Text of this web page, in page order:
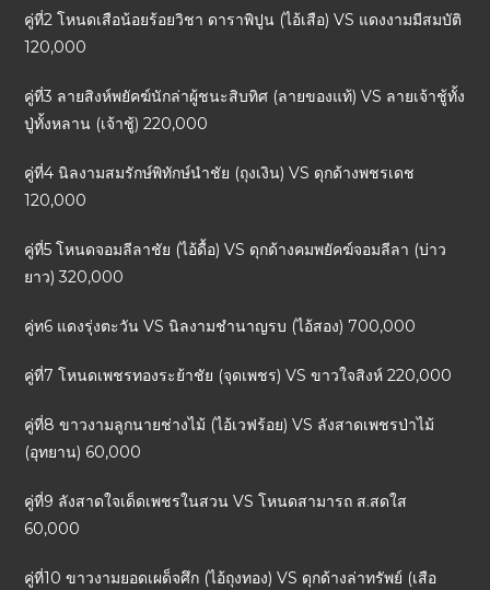
คู่ที่2 โหนดเสือน้อยร้อยวิชา ดาราพิปูน (ไอ้เสือ) VS แดงงามมีสมบัติ
120,000
คู่ที่3 ลายสิงห์พยัคฆ์นักล่าผู้ชนะสิบทิศ (ลายของแท้) VS ลายเจ้าชู้ทั้ง
ปู่ทั้งหลาน (เจ้าชู้) 220,000
คู่ที่4 นิลงามสมรักษ์พิทักษ์นำชัย (ถุงเงิน) VS ดุกด้างพชรเดช
120,000
คู่ที่5 โหนดจอมลีลาชัย (ไอ้ดื้อ) VS ดุกด้างคมพยัคฆ์จอมลีลา (บ่าว
ยาว) 320,000
คู่ท6 แดงรุ่งตะวัน VS นิลงามชำนาญรบ (ไอ้สอง) 700,000
คู่ที่7 โหนดเพชรทองระย้าชัย (จุดเพชร) VS ขาวใจสิงห์ 220,000
คู่ที่8 ขาวงามลูกนายช่างไม้ (ไอ้เวฟร้อย) VS ลังสาดเพชรป่าไม้
(อุทยาน) 60,000
คู่ที่9 ลังสาดใจเด็ดเพชรในสวน VS โหนดสามารถ ส.สดใส
60,000
คู่ที่10 ขาวงามยอดเผด็จศึก (ไอ้ถุงทอง) VS ดุกด้างล่าทรัพย์ (เสือ